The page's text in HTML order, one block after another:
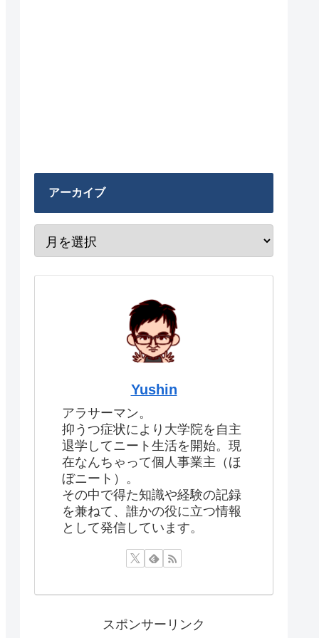
アーカイブ
Yushin
アラサーマン。
抑うつ症状により大学院を自主
退学してニート生活を開始。現
在なんちゃって個人事業主（ほ
ぼニート）。
その中で得た知識や経験の記録
を兼ねて、誰かの役に立つ情報
として発信しています。
スポンサーリンク